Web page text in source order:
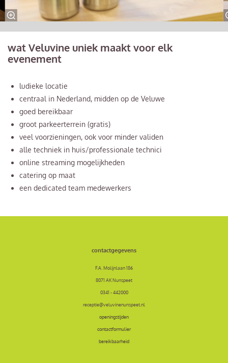
wat Veluvine uniek maakt voor elk
evenement
ludieke locatie
centraal in Nederland, midden op de Veluwe
goed bereikbaar
groot parkeerterrein (gratis)
veel voorzieningen, ook voor minder validen
alle techniek in huis/professionale technici
online streaming mogelijkheden
catering op maat
een dedicated team medewerkers
contactgegevens
F.A. Molijnlaan 186
8071 AK Nunspeet
0341 - 442000
receptie@veluvinenunspeet.nl
openingstijden
contactformulier
bereikbaarheid